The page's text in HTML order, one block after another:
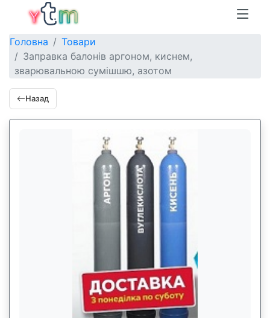
Головна
Товари
Заправка балонів аргоном, киснем,
зварювальною сумішшю, азотом
Назад